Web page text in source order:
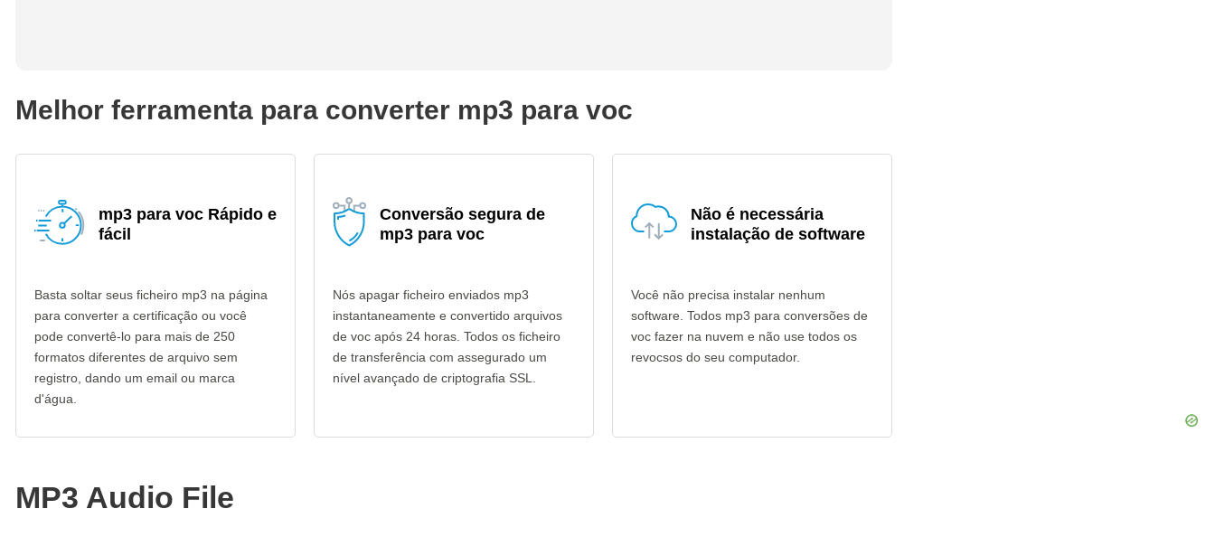
Melhor ferramenta para converter mp3 para voc
mp3 para voc Rápido e
fácil
Basta soltar seus ficheiro mp3 na página
para converter a certificação ou você
pode convertê-lo para mais de 250
formatos diferentes de arquivo sem
registro, dando um email ou marca
d'água.
Conversão segura de
mp3 para voc
Nós apagar ficheiro enviados mp3
instantaneamente e convertido arquivos
de voc após 24 horas. Todos os ficheiro
de transferência com assegurado um
nível avançado de criptografia SSL.
Não é necessária
instalação de software
Você não precisa instalar nenhum
software. Todos mp3 para conversões de
voc fazer na nuvem e não use todos os
revocsos do seu computador.
MP3 Audio File